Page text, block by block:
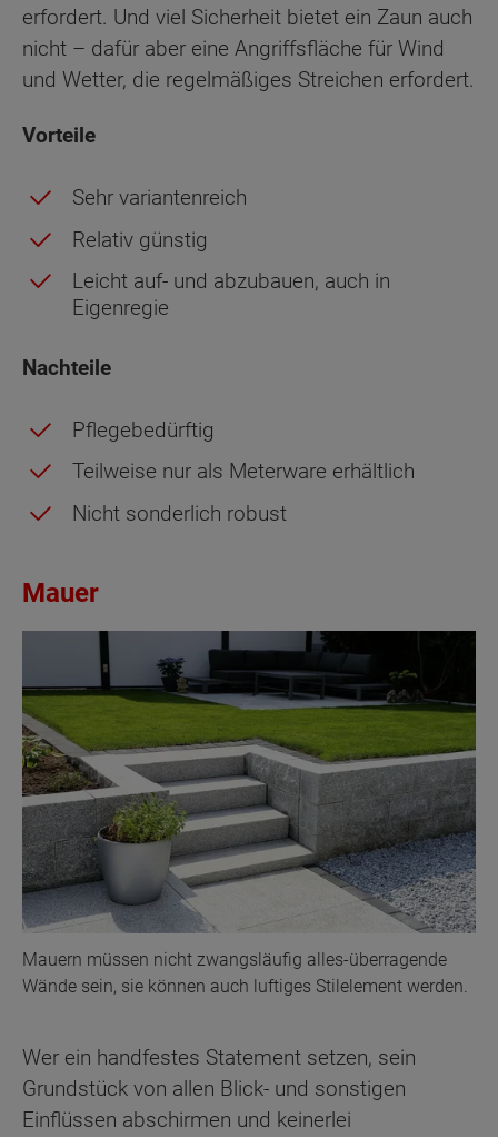
erfordert. Und viel Sicherheit bietet ein Zaun auch
nicht – dafür aber eine Angriffsfläche für Wind
und Wetter, die regelmäßiges Streichen erfordert.
Vorteile
Sehr variantenreich
Relativ günstig
Leicht auf- und abzubauen, auch in
Eigenregie
Nachteile
Pflegebedürftig
Teilweise nur als Meterware erhältlich
Nicht sonderlich robust
Mauer
Mauern müssen nicht zwangsläufig alles-überragende
Wände sein, sie können auch luftiges Stilelement werden.
Wer ein handfestes Statement setzen, sein
Grundstück von allen Blick- und sonstigen
Einflüssen abschirmen und keinerlei